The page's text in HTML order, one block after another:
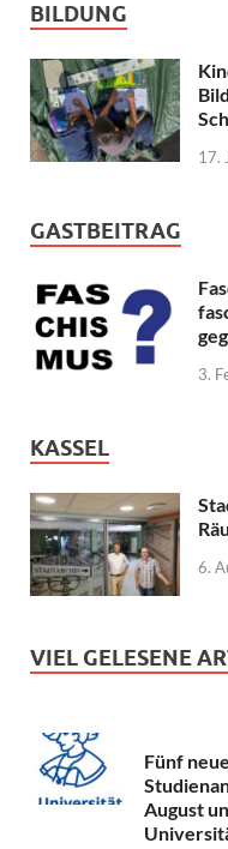
BILDUNG
17.
GASTBEITRAG
3.
KASSEL
6.
VIEL GELESENE
Fünf
August